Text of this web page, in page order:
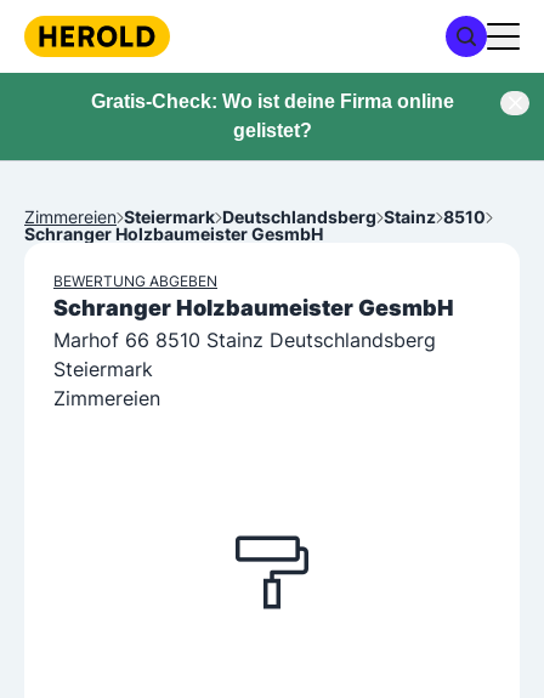
Gratis-Check: Wo ist deine Firma online
gelistet?
Zimmereien Steiermark Deutschlandsberg Stainz 8510
Schranger Holzbaumeister GesmbH
BEWERTUNG ABGEBEN
Schranger Holzbaumeister GesmbH
Marhof 66 8510 Stainz Deutschlandsberg
Steiermark
Zimmereien